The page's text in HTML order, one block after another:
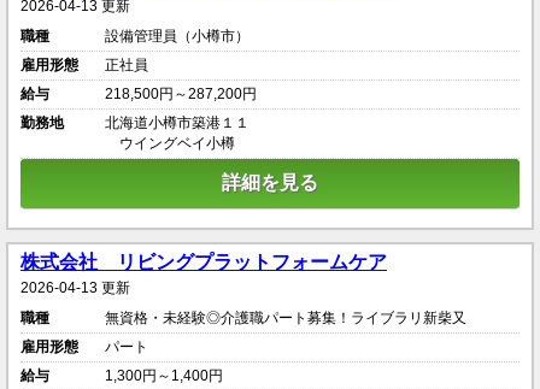
2026-04-13 更新
職種
設備管理員（小樽市）
雇用形態
正社員
給与
218,500円～287,200円
勤務地
北海道小樽市築港１１
ウイングベイ小樽
詳細を見る
株式会社 リビングプラットフォームケア
2026-04-13 更新
職種
無資格・未経験◎介護職パート募集！ライブラリ新柴又
雇用形態
パート
給与
1,300円～1,400円